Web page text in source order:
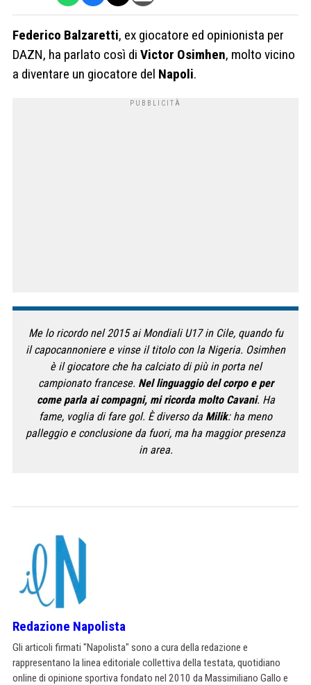
Federico Balzaretti, ex giocatore ed opinionista per
DAZN, ha parlato così di Victor Osimhen, molto vicino
a diventare un giocatore del Napoli.
Me lo ricordo nel 2015 ai Mondiali U17 in Cile, quando fu
il capocannoniere e vinse il titolo con la Nigeria. Osimhen
è il giocatore che ha calciato di più in porta nel
campionato francese. Nel linguaggio del corpo e per
come parla ai compagni, mi ricorda molto Cavani. Ha
fame, voglia di fare gol. È diverso da Milik: ha meno
palleggio e conclusione da fuori, ma ha maggior presenza
in area.
Redazione Napolista
Gli articoli firmati "Napolista" sono a cura della redazione e
rappresentano la linea editoriale collettiva della testata, quotidiano
online di opinione sportiva fondato nel 2010 da Massimiliano Gallo e